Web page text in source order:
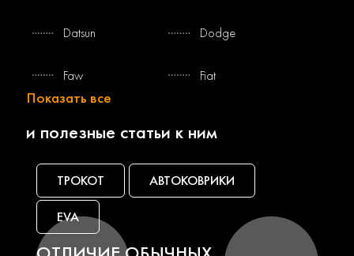
Datsun Dodge
Faw Fiat
Geely Genesis
Great wall Haval
Honda Hummer
Показать все
и полезные статьи к ним
ТРОКОТ АВТОКОВРИКИ
EVA